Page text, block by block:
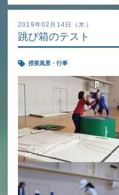
2019年02月14日（木）
跳び箱のテスト
授業風景・行事